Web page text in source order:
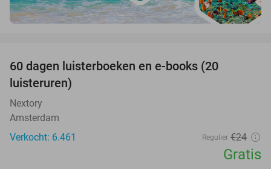
60 dagen luisterboeken en e-books (20
luisteruren)
Nextory
Amsterdam
Verkocht: 6.461
Regulier €24
Gratis